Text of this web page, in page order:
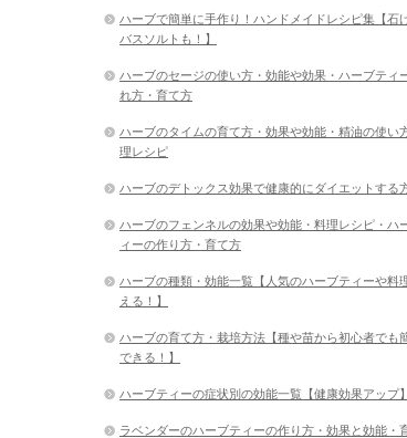
ハーブで簡単に手作り！ハンドメイドレシピ集【石
バスソルトも！】
ハーブのセージの使い方・効能や効果・ハーブティ
れ方・育て方
ハーブのタイムの育て方・効果や効能・精油の使い
理レシピ
ハーブのデトックス効果で健康的にダイエットする
ハーブのフェンネルの効果や効能・料理レシピ・ハ
ィーの作り方・育て方
ハーブの種類・効能一覧【人気のハーブティーや料
える！】
ハーブの育て方・栽培方法【種や苗から初心者でも
できる！】
ハーブティーの症状別の効能一覧【健康効果アップ】
ラベンダーのハーブティーの作り方・効果と効能・